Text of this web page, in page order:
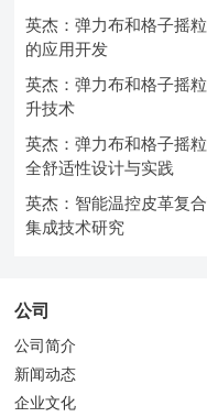
英杰：弹力布和格子摇
的应用开发
英杰：弹力布和格子摇
升技术
英杰：弹力布和格子摇
全舒适性设计与实践
英杰：智能温控皮革复
集成技术研究
公司
公司简介
新闻动态
企业文化